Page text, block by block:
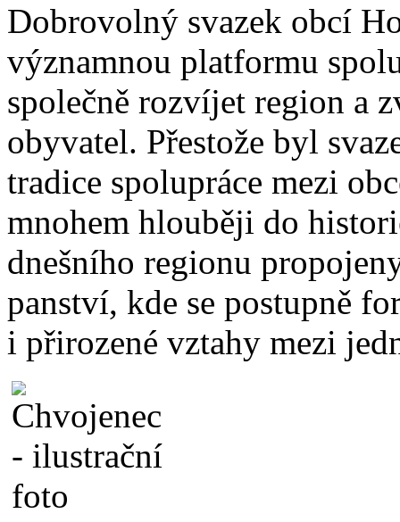
Dobrovolný svazek obcí
významnou platformu
společně rozvíjet region a
obyvatel. Přestože byl
tradice spolupráce mezi
mnohem hlouběji do
dnešního regionu
panství, kde se postupně
i přirozené vztahy mezi